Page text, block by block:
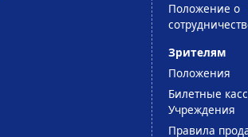
Положение о
Зрителям
Положения
Билетные
Учреждения
Правила